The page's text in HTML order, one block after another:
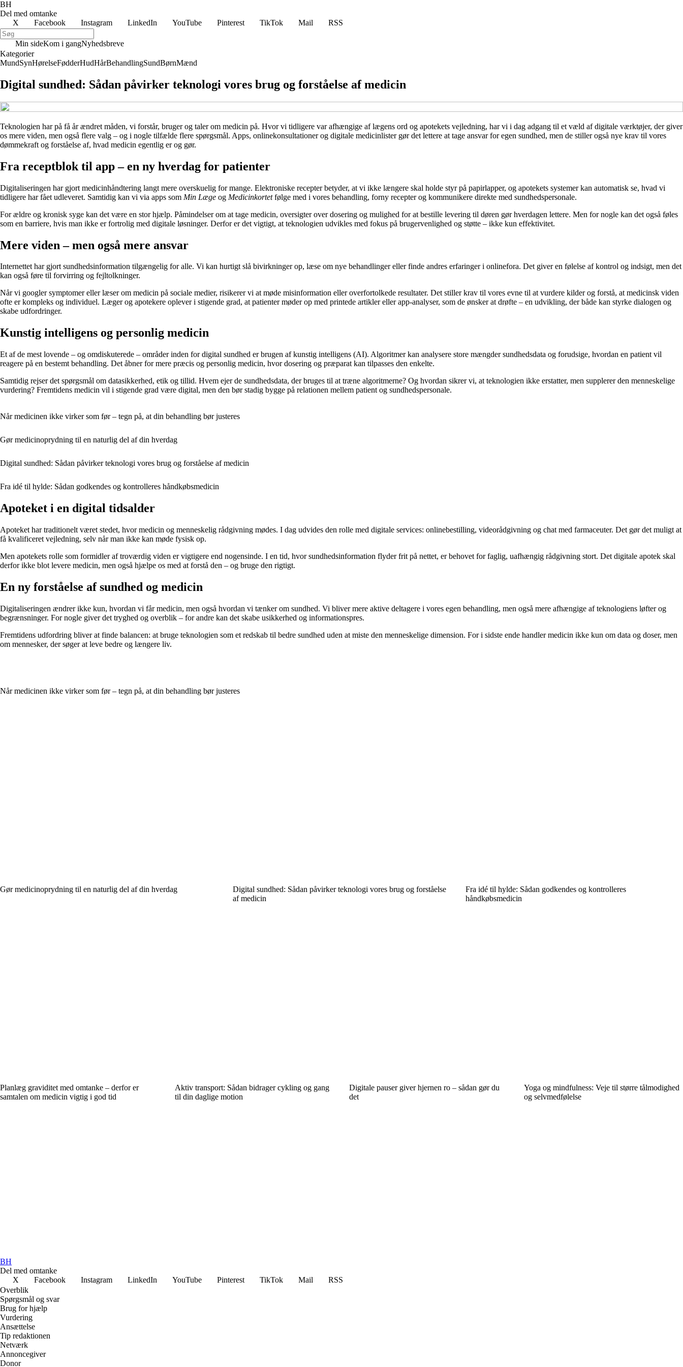
BH
Del med omtanke
X
Facebook Instagram LinkedIn YouTube Pinterest TikTok Mail RSS
Min sideKom i gangNyhedsbreve
Kategorier
MundSynHørelseFødderHudHårBehandlingSundBørnMænd
Digital sundhed: Sådan påvirker teknologi vores brug og forståelse af medicin
Teknologien har på få år ændret måden, vi forstår, bruger og taler om medicin på. Hvor vi tidligere var afhængige af lægens ord og apotekets vejledning, har vi i dag adgang til et væld af digitale værktøjer, der giver
os mere viden, men også flere valg – og i nogle tilfælde flere spørgsmål. Apps, onlinekonsultationer og digitale medicinlister gør det lettere at tage ansvar for egen sundhed, men de stiller også nye krav til vores
dømmekraft og forståelse af, hvad medicin egentlig er og gør.
Fra receptblok til app – en ny hverdag for patienter
Digitaliseringen har gjort medicinhåndtering langt mere overskuelig for mange. Elektroniske recepter betyder, at vi ikke længere skal holde styr på papirlapper, og apotekets systemer kan automatisk se, hvad vi
tidligere har fået udleveret. Samtidig kan vi via apps som Min Læge og Medicinkortetfølge med i vores behandling, forny recepter og kommunikere direkte med sundhedspersonale.
For ældre og kronisk syge kan det være en stor hjælp. Påmindelser om at tage medicin, oversigter over dosering og mulighed for at bestille levering til døren gør hverdagen lettere. Men for nogle kan det også føles
som en barriere, hvis man ikke er fortrolig med digitale løsninger. Derfor er det vigtigt, at teknologien udvikles med fokus på brugervenlighed og støtte – ikke kun effektivitet.
Mere viden – men også mere ansvar
Internettet har gjort sundhedsinformation tilgængelig for alle. Vi kan hurtigt slå bivirkninger op, læse om nye behandlinger eller finde andres erfaringer i onlinefora. Det giver en følelse af kontrol og indsigt, men det
kan også føre til forvirring og fejltolkninger.
Når vi googler symptomer eller læser om medicin på sociale medier, risikerer vi at møde misinformation eller overfortolkede resultater. Det stiller krav til vores evne til at vurdere kilder og forstå, at medicinsk viden
ofte er kompleks og individuel. Læger og apotekere oplever i stigende grad, at patienter møder op med printede artikler eller app-analyser, som de ønsker at drøfte – en udvikling, der både kan styrke dialogen og
skabe udfordringer.
Kunstig intelligens og personlig medicin
Et af de mest lovende – og omdiskuterede – områder inden for digital sundhed er brugen af kunstig intelligens (AI). Algoritmer kan analysere store mængder sundhedsdata og forudsige, hvordan en patient vil
reagere på en bestemt behandling. Det åbner for mere præcis og personlig medicin, hvor dosering og præparat kan tilpasses den enkelte.
Samtidig rejser det spørgsmål om datasikkerhed, etik og tillid. Hvem ejer de sundhedsdata, der bruges til at træne algoritmerne? Og hvordan sikrer vi, at teknologien ikke erstatter, men supplerer den menneskelige
vurdering? Fremtidens medicin vil i stigende grad være digital, men den bør stadig bygge på relationen mellem patient og sundhedspersonale.
Når medicinen ikke virker som før – tegn på, at din behandling bør justeres
Gør medicinoprydning til en naturlig del af din hverdag
Digital sundhed: Sådan påvirker teknologi vores brug og forståelse af medicin
Fra idé til hylde: Sådan godkendes og kontrolleres håndkøbsmedicin
Apoteket i en digital tidsalder
Apoteket har traditionelt været stedet, hvor medicin og menneskelig rådgivning mødes. I dag udvides den rolle med digitale services: onlinebestilling, videorådgivning og chat med farmaceuter. Det gør det muligt at
få kvalificeret vejledning, selv når man ikke kan møde fysisk op.
Men apotekets rolle som formidler af troværdig viden er vigtigere end nogensinde. I en tid, hvor sundhedsinformation flyder frit på nettet, er behovet for faglig, uafhængig rådgivning stort. Det digitale apotek skal
derfor ikke blot levere medicin, men også hjælpe os med at forstå den – og bruge den rigtigt.
En ny forståelse af sundhed og medicin
Digitaliseringen ændrer ikke kun, hvordan vi får medicin, men også hvordan vi tænker om sundhed. Vi bliver mere aktive deltagere i vores egen behandling, men også mere afhængige af teknologiens løfter og
begrænsninger. For nogle giver det tryghed og overblik – for andre kan det skabe usikkerhed og informationspres.
Fremtidens udfordring bliver at finde balancen: at bruge teknologien som et redskab til bedre sundhed uden at miste den menneskelige dimension. For i sidste ende handler medicin ikke kun om data og doser, men
om mennesker, der søger at leve bedre og længere liv.
Når medicinen ikke virker som før – tegn på, at din behandling bør justeres
Gør medicinoprydning til en naturlig del af din hverdag
Digital sundhed: Sådan påvirker teknologi vores brug og forståelse
af medicin
Fra idé til hylde: Sådan godkendes og kontrolleres
håndkøbsmedicin
Planlæg graviditet med omtanke – derfor er
samtalen om medicin vigtig i god tid
Aktiv transport: Sådan bidrager cykling og gang
til din daglige motion
Digitale pauser giver hjernen ro – sådan gør du
det
Yoga og mindfulness: Veje til større tålmodighed
og selvmedfølelse
BH
Del med omtanke
X
Facebook Instagram LinkedIn YouTube Pinterest TikTok Mail
RSS
Overblik
Spørgsmål og svar
Brug for hjælp
Vurdering
Ansættelse
Tip redaktionen
Netværk
Annoncegiver
Donor